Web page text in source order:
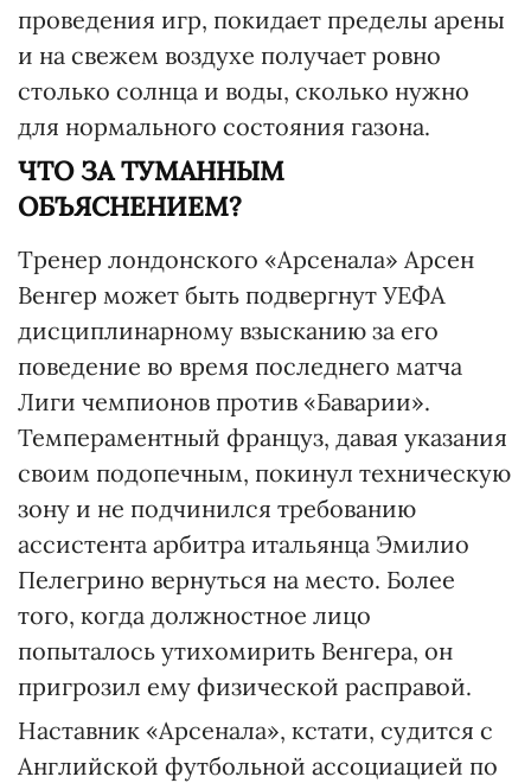
проведения игр, покидает пределы арены
и на свежем воздухе получает ровно
столько солнца и воды, сколько нужно
для нормального состояния газона.
ЧТО ЗА ТУМАННЫМ
ОБЪЯСНЕНИЕМ?
Тренер лондонского «Арсенала» Арсен
Венгер может быть подвергнут УЕФА
дисциплинарному взысканию за его
поведение во время последнего матча
Лиги чемпионов против «Баварии».
Темпераментный француз, давая указания
своим подопечным, покинул техническую
зону и не подчинился требованию
ассистента арбитра итальянца Эмилио
Пелегрино вернуться на место. Более
того, когда должностное лицо
попыталось утихомирить Венгера, он
пригрозил ему физической расправой.
Наставник «Арсенала», кстати, судится с
Английской футбольной ассоциацией по